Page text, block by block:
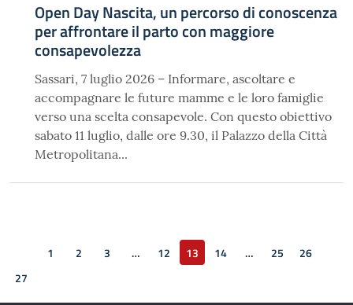
Open Day Nascita, un percorso di conoscenza
per affrontare il parto con maggiore
consapevolezza
Sassari, 7 luglio 2026 – Informare, ascoltare e
accompagnare le future mamme e le loro famiglie
verso una scelta consapevole. Con questo obiettivo
sabato 11 luglio, dalle ore 9.30, il Palazzo della Città
Metropolitana...
Pagina precedente
1 2 3 … 12 13 14 … 25
26
27